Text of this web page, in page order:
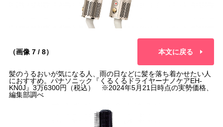
（画像 7 / 8） 本文に戻る
髪のうるおいが気になる人、雨の日などに髪を落ち着かせたい人
におすすめ。パナソニック『くるくるドライヤーナノケアEH-
KN0J』3万6300円（税込） ※2024年5月21日時点の実勢価格、
編集部調べ